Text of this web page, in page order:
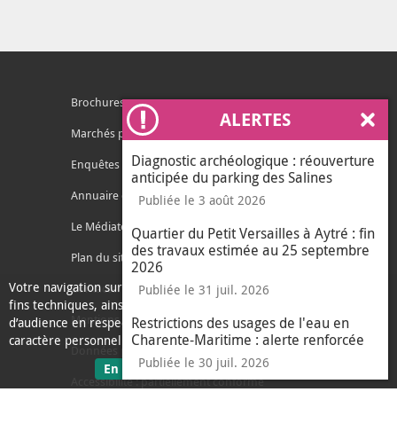
Votre navigation sur ce site nécessite l’usage de cookies pour des
fins techniques, ainsi que des cookies anonymisés de mesure
d’audience en respect de la législation relative aux données à
caractère personnel.
En savoir plussur les données personnelles
J'ai compris
le message
ALERTES
Diagnostic archéologique : réouverture
anticipée du parking des Salines
Publiée le 3 août 2026
Quartier du Petit Versailles à Aytré : fin
des travaux estimée au 25 septembre
2026
Publiée le 31 juil. 2026
Restrictions des usages de l'eau en
Charente-Maritime : alerte renforcée
Publiée le 30 juil. 2026
Brochures
Marchés publics
Enquêtes publiques
Annuaire des services
Le Médiateur de l'Agglo
Plan du site
Contacter l'agglo
Mentions légales
Accessibilité : partiellement conforme